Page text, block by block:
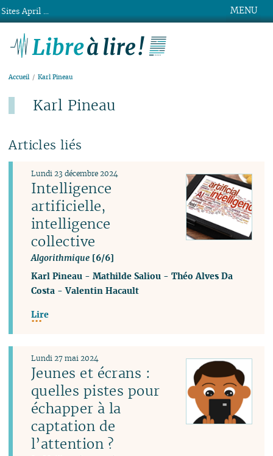
MENU
Accueil Karl Pineau
Karl Pineau
Articles liés
Intelligence
artificielle,
intelligence
collective
Algorithmique [6/6]
Lundi 23 décembre 2024
Karl Pineau -Mathilde Saliou -Théo Alves Da
Costa -Valentin Hacault
Lire
Jeunes et écrans :
quelles pistes pour
échapper à la
captation de
l’attention ?
Lundi 27 mai 2024
Sites April ...